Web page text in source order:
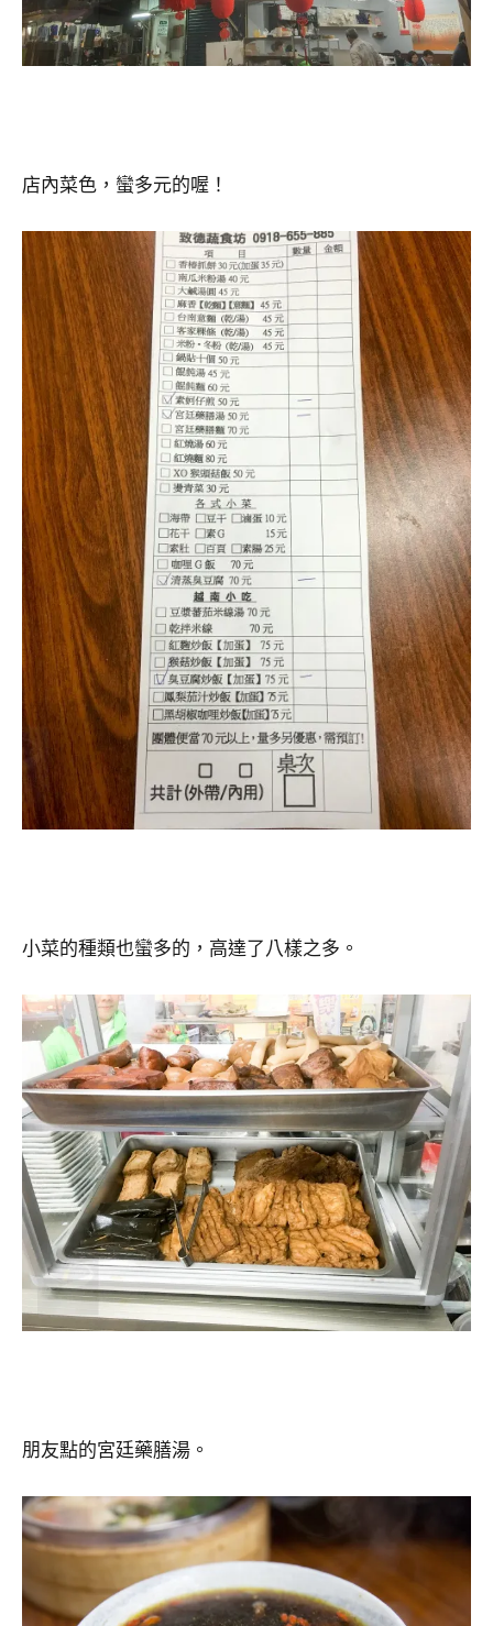
店內菜色，蠻多元的喔！
小菜的種類也蠻多的，高達了八樣之多。
朋友點的宮廷藥膳湯。